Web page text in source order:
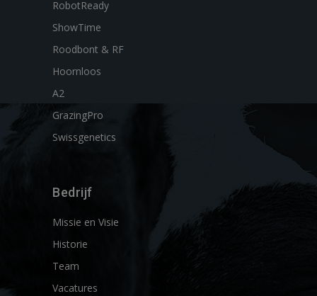
RobotReady
ShowTime
Roodbont & RF
Hoornloos
A2
GrazingPro
Swissgenetics
Bedrijf
Missie en Visie
Historie
Team
Vacatures